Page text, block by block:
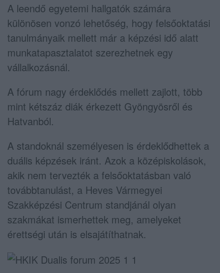
A leendő egyetemi hallgatók számára
különösen vonzó lehetőség, hogy felsőoktatási
tanulmányaik mellett már a képzési idő alatt
munkatapasztalatot szerezhetnek egy
vállalkozásnál.
A fórum nagy érdeklődés mellett zajlott, több
mint kétszáz diák érkezett Gyöngyösről és
Hatvanból.
A standoknál személyesen is érdeklődhettek a
duális képzések iránt. Azok a középiskolások,
akik nem tervezték a felsőoktatásban való
továbbtanulást, a Heves Vármegyei
Szakképzési Centrum standjánál olyan
szakmákat ismerhettek meg, amelyeket
érettségi után is elsajátíthatnak.